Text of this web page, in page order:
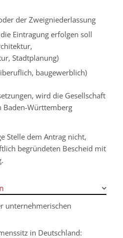
der Zweigniederlassung
Eintragung erfolgen soll
Stadtplanung)
baugewerblich)
wird die Gesellschaft
Baden-Württemberg
Stelle dem Antrag nicht,
begründeten Bescheid mit
unternehmerischen
in Deutschland: